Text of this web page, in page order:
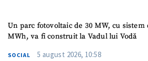
Un parc fotovoltaic de 30 MW, cu sistem
MWh, va fi construit la Vadul lui Vodă
SOCIAL 5 august 2026, 10:58